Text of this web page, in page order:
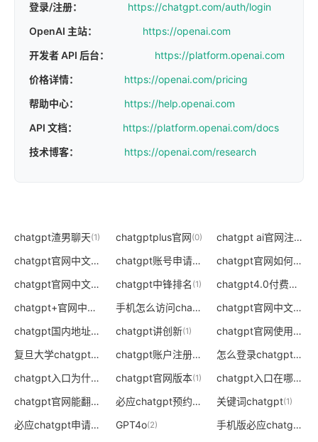
登录/注册：
https://chatgpt.com/auth/login
OpenAI 主站：
https://openai.com
开发者 API 后台：
https://platform.openai.com
价格详情：
https://openai.com/pricing
帮助中心：
https://help.openai.com
API 文档：
https://platform.openai.com/docs
技术博客：
https://openai.com/research
chatgpt渣男聊天(1) chatgptplus官网(0) chatgpt ai官网注册
chatgpt官网中文版 chatgpt账号申请官网 (0) chatgpt官网如何使用
chatgpt官网中文版推广 (0)
chatgpt中锋排名 (1)
chatgpt4.0付费入口在哪
chatgpt+官网中文版
(0) 手机怎么访问chatgpt官网 (0)
chatgpt官网中文版破解版
chatgpt国内地址
(0) chatgpt讲创新(1) chatgpt官网使用流程
复旦大学chatgpt测试地址 (0) chatgpt账户注册地址受限怎么办 (0) 怎么登录chatgpt官网
chatgpt入口为什么有这么多 (0)
chatgpt官网版本(1) chatgpt入口在哪里
chatgpt官网能翻译成中文吗 (0) 必应chatgpt预约入口 (2)
关键词chatgpt(1)
必应chatgpt申请入口出错 (0)
GPT4o(2) 手机版必应chatgpt入口